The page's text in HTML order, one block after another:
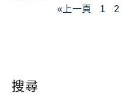
«上一頁 1 2
搜尋